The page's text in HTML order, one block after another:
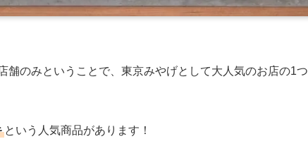
舗のみということで、東京みやげとして大人気のお店の1つ
という人気商品があります！